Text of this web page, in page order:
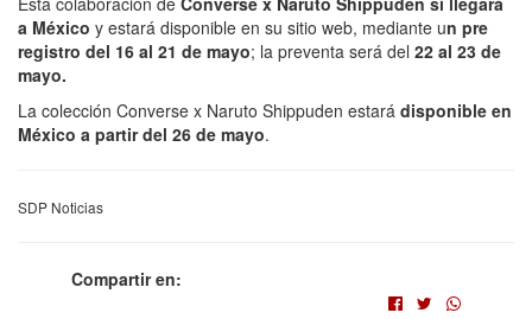
a México y estará disponible en su sitio web, mediante un pre
registro del 16 al 21 de mayo; la preventa será del 22 al 23 de
mayo.
La colección Converse x Naruto Shippuden estará disponible en
México a partir del 26 de mayo.
SDP Noticias
Compartir en: